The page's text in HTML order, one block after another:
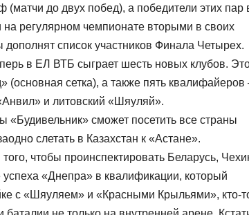
до двух побед), а победители этих пар
регулярном чемпионате вторыми в своих
дополнят список участников Финала Четырех.
в ЕЛ ВТБ сыграет шесть новых клубов.
сетка), а также пять квалифайеров
и литовский «Шяуляй».
сможет посетить все страны
слетать в Казахстан к «Астане».
чтобы проинспектировать Беларусь,
«Днепра» в квалификации, который
с «Шяуляем» и «Красными Крыльями», кто-